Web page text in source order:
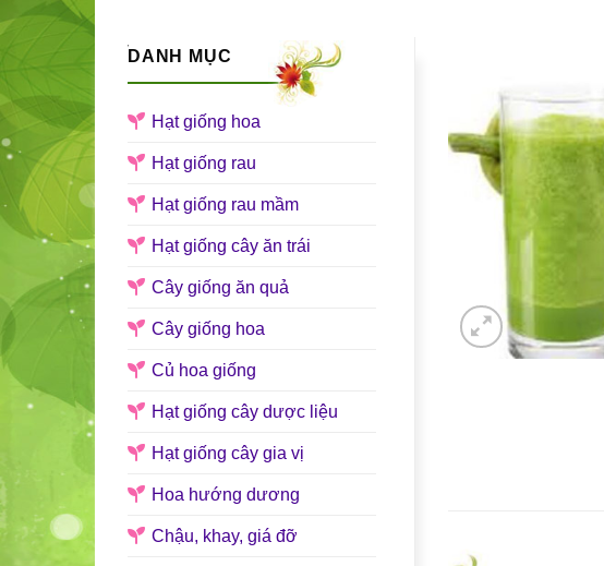
DANH MỤC
Hạt giống hoa
Hạt giống rau
Hạt giống rau mầm
Hạt giống cây ăn trái
Cây giống ăn quả
Cây giống hoa
Củ hoa giống
Hạt giống cây dược liệu
Hạt giống cây gia vị
Hoa hướng dương
Chậu, khay, giá đỡ